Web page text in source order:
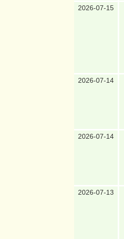
2026-07-15
2026-07-14
2026-07-14
2026-07-13